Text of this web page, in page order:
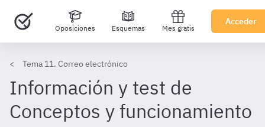
Oposiciones Esquemas Mes gratis
Acceder
Tema 11. Correo electrónico
Información y test de
Conceptos y funcionamiento